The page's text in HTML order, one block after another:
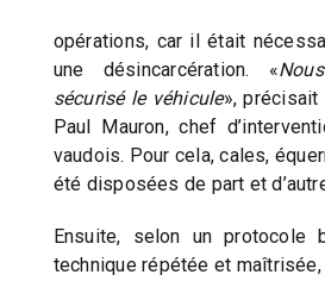
opérations, car il était
une désincarcération. «
sécurisé le véhicule», précisait
Paul Mauron, chef
vaudois. Pour cela, cales,
été disposées de part et
Ensuite, selon un protocole
technique répétée et